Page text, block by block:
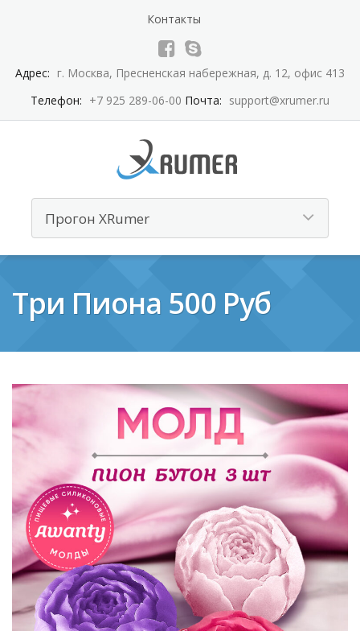
Контакты
Адрес: г. Москва, Пресненская набережная, д. 12, офис 413
Телефон: +7 925 289-06-00 Почта: support@xrumer.ru
Три Пиона 500 Руб